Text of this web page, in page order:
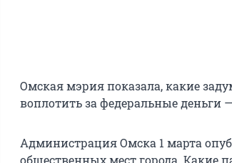
Омская мэрия показала, какие
воплотить за федеральные
Администрация Омска 1 марта
общественных мест города. Какие